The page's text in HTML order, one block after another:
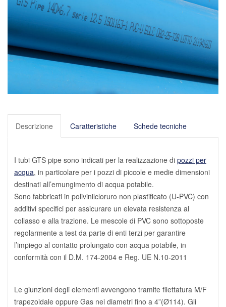
Descrizione Caratteristiche Schede tecniche
I tubi GTS pipe sono indicati per la realizzazione di pozzi per
acqua, in particolare per i pozzi di piccole e medie dimensioni
destinati all’emungimento di acqua potabile.
Sono fabbricati in polivinilcloruro non plastificato (U-PVC) con
additivi specifici per assicurare un elevata resistenza al
collasso e alla trazione. Le mescole di PVC sono sottoposte
regolarmente a test da parte di enti terzi per garantire
l’impiego al contatto prolungato con acqua potabile, in
conformità con il D.M. 174-2004 e Reg. UE N.10-2011
Le giunzioni degli elementi avvengono tramite filettatura M/F
trapezoidale oppure Gas nei diametri fino a 4”(Ø114). Gli